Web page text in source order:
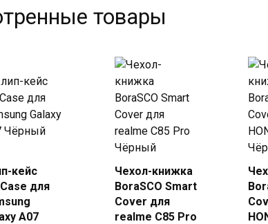
товары
Купить
в Beeline
кейс
для
A07
Купить
в Beeline
Чехол-книжка
BoraSCO Smart
Cover для
realme C85 Pro